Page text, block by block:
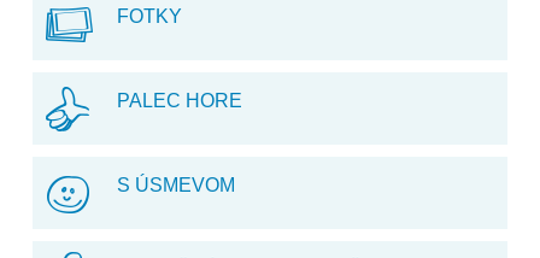
FOTKY
PALEC HORE
S ÚSMEVOM